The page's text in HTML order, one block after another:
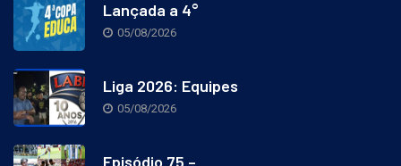
Lançada a 4°
05/08/2026
Liga 2026: Equipes
05/08/2026